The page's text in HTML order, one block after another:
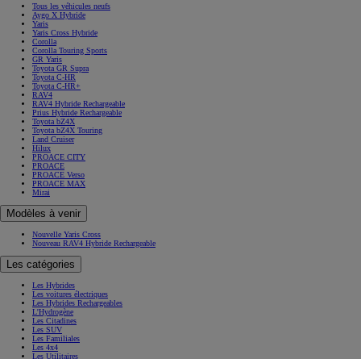
Tous les véhicules neufs
Aygo X Hybride
Yaris
Yaris Cross Hybride
Corolla
Corolla Touring Sports
GR Yaris
Toyota GR Supra
Toyota C-HR
Toyota C-HR+
RAV4
RAV4 Hybride Rechargeable
Prius Hybride Rechargeable
Toyota bZ4X
Toyota bZ4X Touring
Land Cruiser
Hilux
PROACE CITY
PROACE
PROACE Verso
PROACE MAX
Mirai
Modèles à venir
Nouvelle Yaris Cross
Nouveau RAV4 Hybride Rechargeable
Les catégories
Les Hybrides
Les voitures électriques
Les Hybrides Rechargeables
L'Hydrogène
Les Citadines
Les SUV
Les Familiales
Les 4x4
Les Utilitaires